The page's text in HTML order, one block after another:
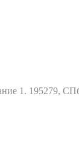
1. 195279,